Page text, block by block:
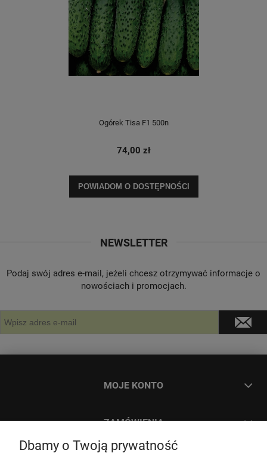
Ogórek Tisa F1 500n
74,00 zł
POWIADOM O DOSTĘPNOŚCI
NEWSLETTER
Podaj swój adres e-mail, jeżeli chcesz otrzymywać informacje o
nowościach i promocjach.
MOJE KONTO
ZAMÓWIENIA
Dbamy o Twoją prywatność